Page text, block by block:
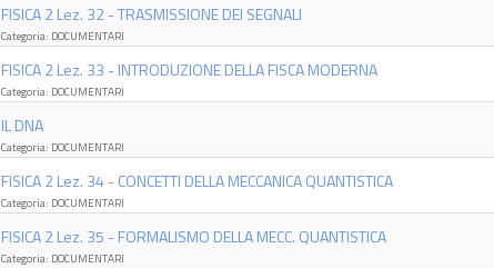
FISICA 2 Lez. 32 - TRASMISSIONE DEI SEGNALI
Categoria: DOCUMENTARI
FISICA 2 Lez. 33 - INTRODUZIONE DELLA FISCA MODERNA
Categoria: DOCUMENTARI
IL DNA
Categoria: DOCUMENTARI
FISICA 2 Lez. 34 - CONCETTI DELLA MECCANICA QUANTISTICA
Categoria: DOCUMENTARI
FISICA 2 Lez. 35 - FORMALISMO DELLA MECC. QUANTISTICA
Categoria: DOCUMENTARI